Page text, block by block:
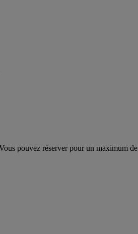
pouvez réserver pour un maximum de